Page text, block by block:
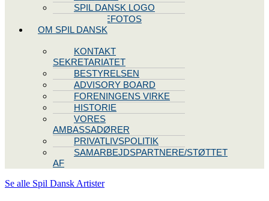
SPIL DANSK LOGO
PRESSEFOTOS
OM SPIL DANSK
KONTAKT
SEKRETARIATET
BESTYRELSEN
ADVISORY BOARD
FORENINGENS VIRKE
HISTORIE
VORES
AMBASSADØRER
PRIVATLIVSPOLITIK
SAMARBEJDSPARTNERE/STØTTET
AF
Se alle Spil Dansk Artister